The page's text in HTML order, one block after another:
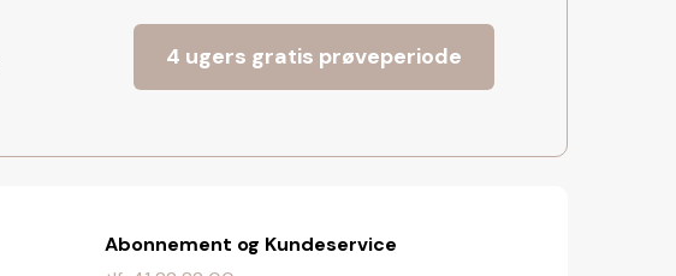
4 ugers gratis prøveperiode
Abonnement og Kundeservice